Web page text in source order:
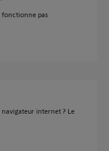
fonctionne pas
internet ? Le